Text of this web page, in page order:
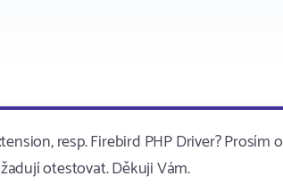
resp. Firebird PHP Driver? Prosím o
otestovat. Děkuji Vám.